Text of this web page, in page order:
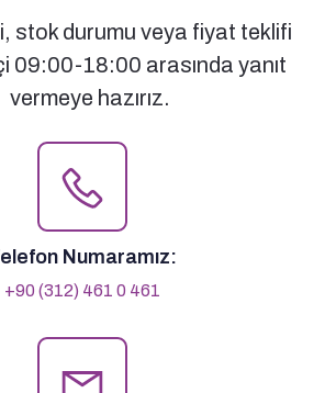
stok durumu veya fiyat teklifi
09:00-18:00 arasında yanıt
vermeye hazırız.
Numaramız:
+90 (312) 461 0 461